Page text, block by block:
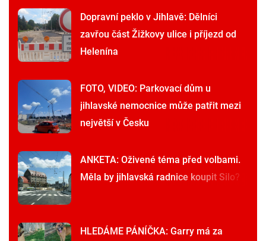
Dopravní peklo v Jihlavě: Dělníci
zavřou část Žižkovy ulice i příjezd od
Helenína
FOTO, VIDEO: Parkovací dům u
jihlavské nemocnice může patřit mezi
největší v Česku
ANKETA: Oživené téma před volbami.
Měla by jihlavská radnice koupit Silo?
HLEDÁME PÁNÍČKA: Garry má za